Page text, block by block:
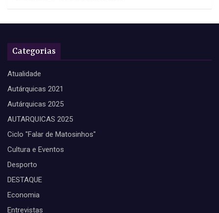
Categorias
Atualidade
Autárquicas 2021
Autárquicas 2025
AUTARQUICAS 2025
Ciclo "Falar de Matosinhos"
Cultura e Eventos
Desporto
DESTAQUE
Economia
Entrevistas